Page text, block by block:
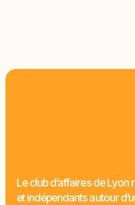
Le club d’affaires de
et indépendants autour